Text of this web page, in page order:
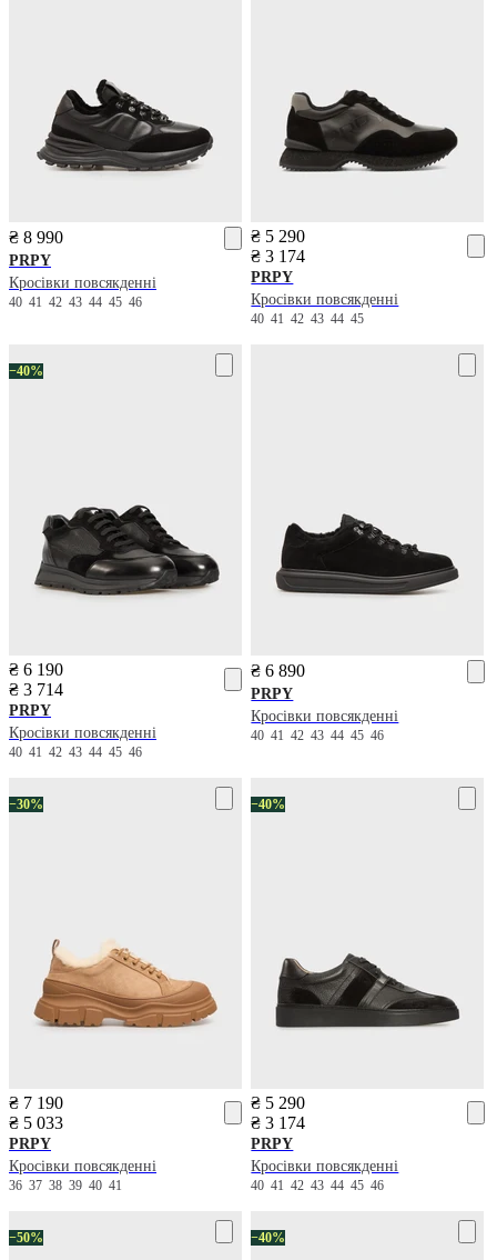
₴ 8 990
PRPY
Кросівки повсякденні
40 41 42 43 44 45 46
₴ 5 290
₴ 3 174
PRPY
Кросівки повсякденні
404142434445
−40%
₴ 6 190
₴ 3 714
PRPY
Кросівки повсякденні
40 41 42 43 44 45 46
₴ 6 890
PRPY
Кросівки повсякденні
40414243444546
−30%
₴ 7 190
₴ 5 033
PRPY
Кросівки повсякденні
36 37 38 39 40 41
−40%
₴ 5 290
₴ 3 174
PRPY
Кросівки повсякденні
40414243444546
−50% −40%